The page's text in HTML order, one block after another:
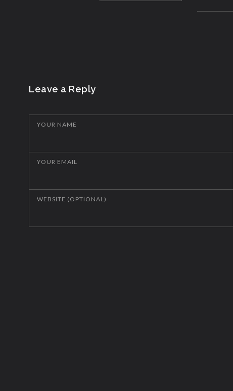
Leave a Reply
YOUR NAME
YOUR EMAIL
WEBSITE (OPTIONAL)